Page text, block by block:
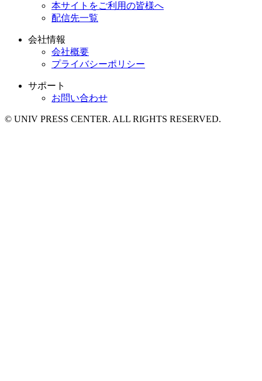
本サイトをご利用の皆様へ
配信先一覧
会社情報
会社概要
プライバシーポリシー
サポート
お問い合わせ
© UNIV PRESS CENTER. ALL RIGHTS RESERVED.